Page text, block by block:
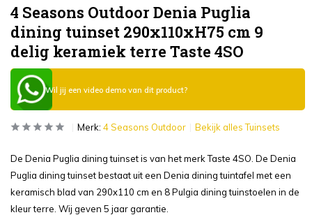
4 Seasons Outdoor Denia Puglia
dining tuinset 290x110xH75 cm 9
delig keramiek terre Taste 4SO
Wil jij een video demo van dit product?
Merk: 4 Seasons Outdoor Bekijk alles Tuinsets
De Denia Puglia dining tuinset is van het merk Taste 4SO. De Denia
Puglia dining tuinset bestaat uit een Denia dining tuintafel met een
keramisch blad van 290x110 cm en 8 Pulgia dining tuinstoelen in de
kleur terre. Wij geven 5 jaar garantie.